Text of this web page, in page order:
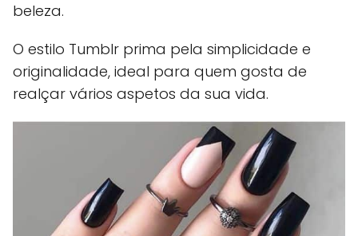
beleza.
O estilo Tumblr prima pela simplicidade e
originalidade, ideal para quem gosta de
realçar vários aspetos da sua vida.